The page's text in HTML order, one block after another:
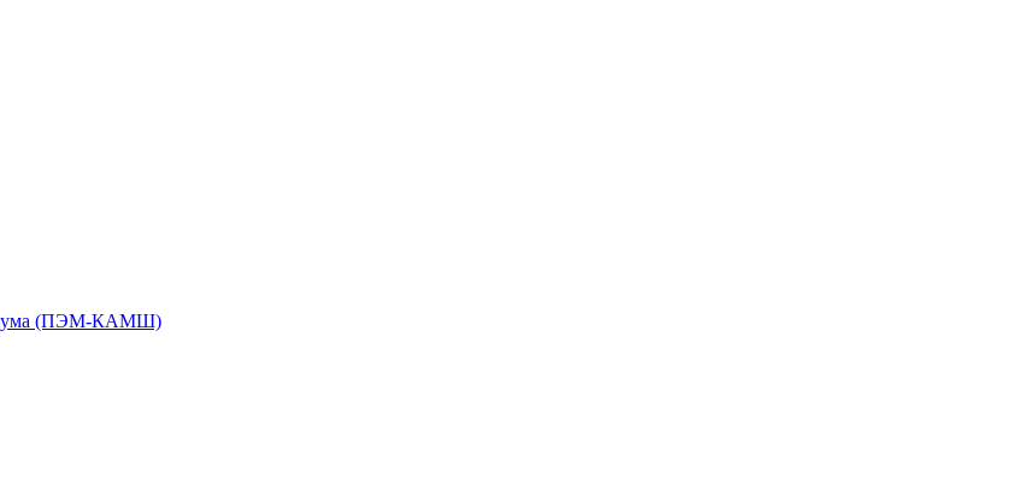
шума (ПЭМ-КАМШ)